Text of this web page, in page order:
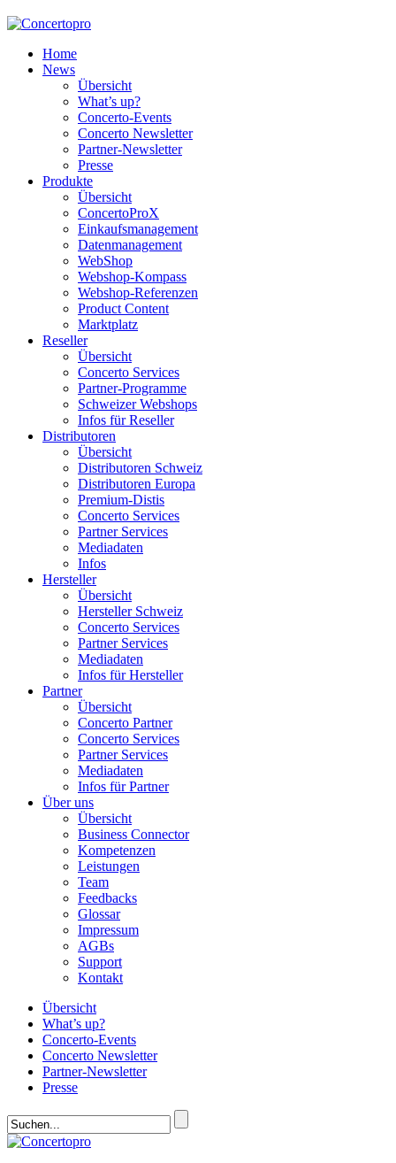
Home
News
Übersicht
What’s up?
Concerto-Events
Concerto Newsletter
Partner-Newsletter
Presse
Produkte
Übersicht
ConcertoProX
Einkaufsmanagement
Datenmanagement
WebShop
Webshop-Kompass
Webshop-Referenzen
Product Content
Marktplatz
Reseller
Übersicht
Concerto Services
Partner-Programme
Schweizer Webshops
Infos für Reseller
Distributoren
Übersicht
Distributoren Schweiz
Distributoren Europa
Premium-Distis
Concerto Services
Partner Services
Mediadaten
Infos
Hersteller
Übersicht
Hersteller Schweiz
Concerto Services
Partner Services
Mediadaten
Infos für Hersteller
Partner
Übersicht
Concerto Partner
Concerto Services
Partner Services
Mediadaten
Infos für Partner
Über uns
Übersicht
Business Connector
Kompetenzen
Leistungen
Team
Feedbacks
Glossar
Impressum
AGBs
Support
Kontakt
Übersicht
What’s up?
Concerto-Events
Concerto Newsletter
Partner-Newsletter
Presse